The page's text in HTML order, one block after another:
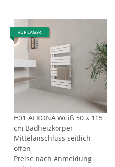
AUF LAGER
H01 ALRONA Weiß 60 x 115
cm Badheizkörper
Mittelanschluss seitlich
offen
Preise nach Anmeldung